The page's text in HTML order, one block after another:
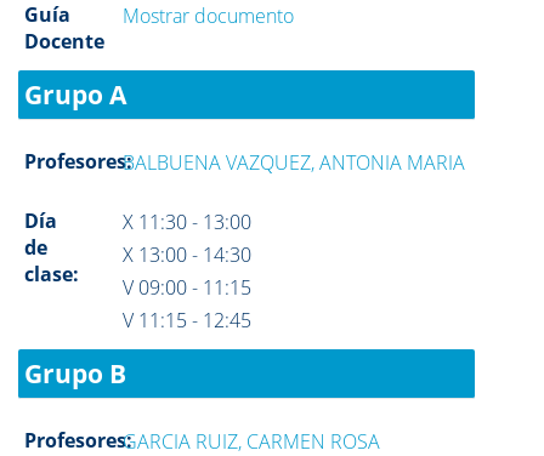
Guía
Docente
Mostrar documento
Grupo A
Profesores:BALBUENA VAZQUEZ, ANTONIA MARIA
Día
de
clase:
X 11:30 - 13:00
X 13:00 - 14:30
V 09:00 - 11:15
V 11:15 - 12:45
Grupo B
Profesores:GARCIA RUIZ, CARMEN ROSA